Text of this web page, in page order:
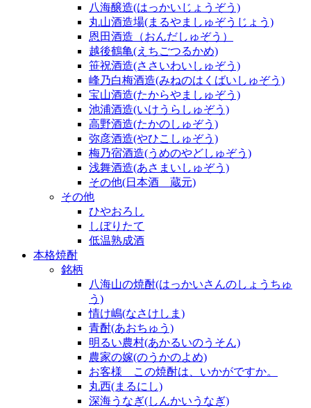
八海醸造(はっかいじょうぞう)
丸山酒造場(まるやましゅぞうじょう)
恩田酒造（おんだしゅぞう）
越後鶴亀(えちごつるかめ)
笹祝酒造(ささいわいしゅぞう)
峰乃白梅酒造(みねのはくばいしゅぞう)
宝山酒造(たからやましゅぞう)
池浦酒造(いけうらしゅぞう)
高野酒造(たかのしゅぞう)
弥彦酒造(やひこしゅぞう)
梅乃宿酒造(うめのやどしゅぞう)
浅舞酒造(あさまいしゅぞう)
その他(日本酒 蔵元)
その他
ひやおろし
しぼりたて
低温熟成酒
本格焼酎
銘柄
八海山の焼酎(はっかいさんのしょうちゅ
う)
情け嶋(なさけしま)
青酎(あおちゅう)
明るい農村(あかるいのうそん)
農家の嫁(のうかのよめ)
お客様 この焼酎は、いかがですか。
丸西(まるにし)
深海うなぎ(しんかいうなぎ)